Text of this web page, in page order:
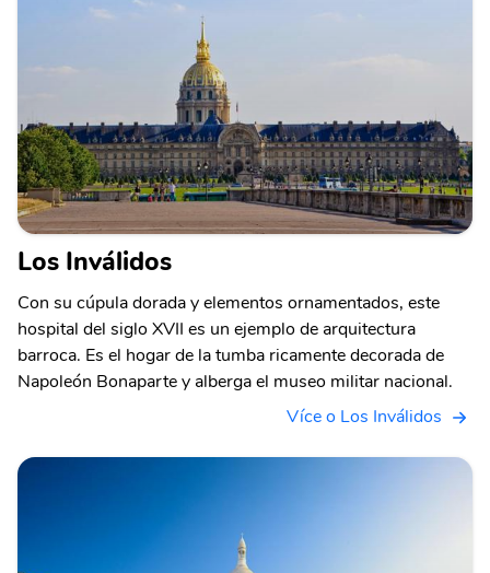
Los Inválidos
Con su cúpula dorada y elementos ornamentados, este
hospital del siglo XVII es un ejemplo de arquitectura
barroca. Es el hogar de la tumba ricamente decorada de
Napoleón Bonaparte y alberga el museo militar nacional.
Více o Los Inválidos